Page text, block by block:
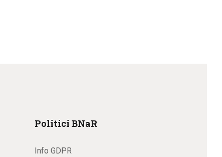
Politici BNaR
Info GDPR